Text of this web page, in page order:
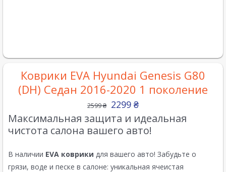
Коврики EVA Hyundai Genesis G80
(DH) Седан 2016-2020 1 поколение
2599₴ 2299 ₴
Максимальная защита и идеальная
чистота салона вашего авто!
В наличии EVA коврики для вашего авто! Забудьте о
грязи, воде и песке в салоне: уникальная ячеистая